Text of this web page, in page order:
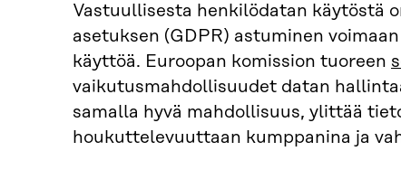
Vastuullisesta henkilödatan käytöstä
asetuksen (GDPR) astuminen
käyttöä. Euroopan komission tuoreen
vaikutusmahdollisuudet datan
samalla hyvä mahdollisuus, ylittää
houkuttelevuuttaan kumppanina ja